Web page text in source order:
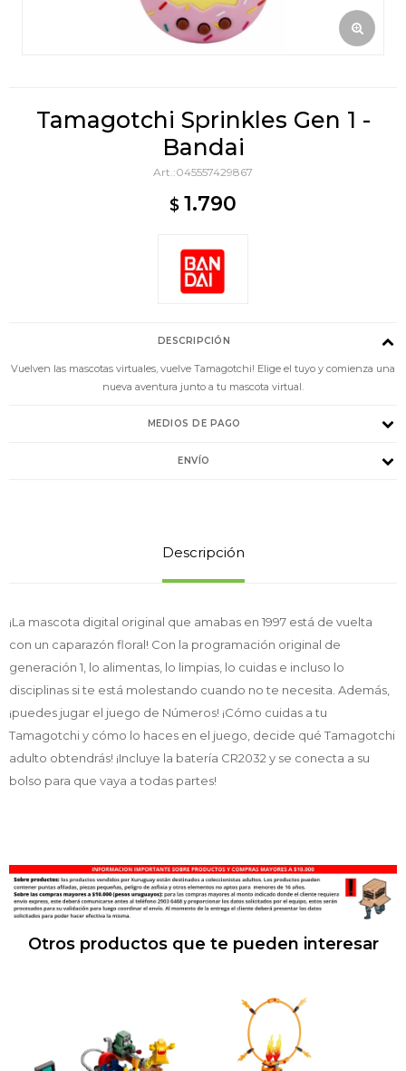
Tamagotchi Sprinkles Gen 1 -
Bandai
045557429867
$ 1.790
DESCRIPCIÓN
Vuelven las mascotas virtuales, vuelve Tamagotchi! Elige el tuyo y comienza una
nueva aventura junto a tu mascota virtual.
MEDIOS DE PAGO
ENVÍO
Descripción
¡La mascota digital original que amabas en 1997 está de vuelta
con un caparazón floral! Con la programación original de
generación 1, lo alimentas, lo limpias, lo cuidas e incluso lo
disciplinas si te está molestando cuando no te necesita. Además,
¡puedes jugar el juego de Números! ¡Cómo cuidas a tu
Tamagotchi y cómo lo haces en el juego, decide qué Tamagotchi
adulto obtendrás! ¡Incluye la batería CR2032 y se conecta a su
bolso para que vaya a todas partes!
Otros productos que te pueden interesar